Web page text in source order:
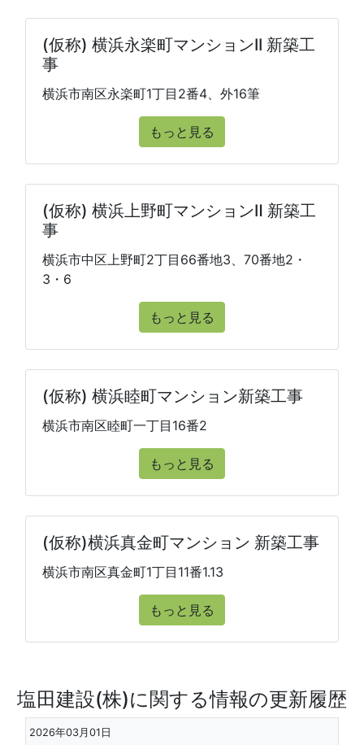
(仮称) 横浜永楽町マンションII 新築工
事
横浜市南区永楽町1丁目2番4、外16筆
もっと見る
(仮称) 横浜上野町マンションⅡ 新築工
事
横浜市中区上野町2丁目66番地3、70番地2・
3・6
もっと見る
(仮称) 横浜睦町マンション新築工事
横浜市南区睦町一丁目16番2
もっと見る
(仮称)横浜真金町マンション 新築工事
横浜市南区真金町1丁目11番1.13
もっと見る
塩田建設(株)に関する情報の更新履歴
2026年03月01日